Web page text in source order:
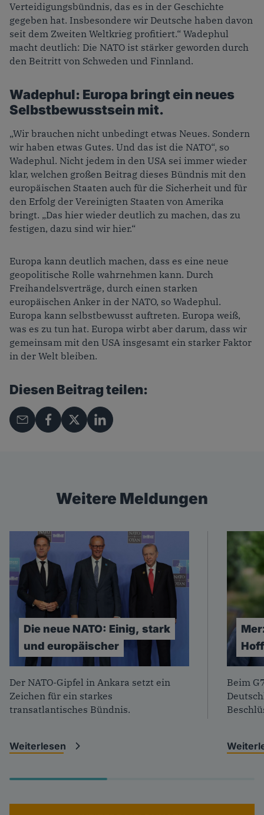
Verteidigungsbündnis, das es in der Geschichte
gegeben hat. Insbesondere wir Deutsche haben davon
seit dem Zweiten Weltkrieg profitiert.“ Wadephul
macht deutlich: Die NATO ist stärker geworden durch
den Beitritt von Schweden und Finnland.
Wadephul: Europa bringt ein neues
Selbstbewusstsein mit.
„Wir brauchen nicht unbedingt etwas Neues. Sondern
wir haben etwas Gutes. Und das ist die NATO“, so
Wadephul. Nicht jedem in den USA sei immer wieder
klar, welchen großen Beitrag dieses Bündnis mit den
europäischen Staaten auch für die Sicherheit und für
den Erfolg der Vereinigten Staaten von Amerika
bringt. „Das hier wieder deutlich zu machen, das zu
festigen, dazu sind wir hier.“
Europa kann deutlich machen, dass es eine neue
geopolitische Rolle wahrnehmen kann. Durch
Freihandelsverträge, durch einen starken
europäischen Anker in der NATO, so Wadephul.
Europa kann selbstbewusst auftreten. Europa weiß,
was es zu tun hat. Europa wirbt aber darum, dass wir
gemeinsam mit den USA insgesamt ein starker Faktor
in der Welt bleiben.
Diesen Beitrag teilen:
Weitere Meldungen
Die neue NATO: Einig, stark
und europäischer
Der NATO-Gipfel in Ankara setzt ein
Zeichen für ein starkes
transatlantisches Bündnis.
Weiterlesen
Beim